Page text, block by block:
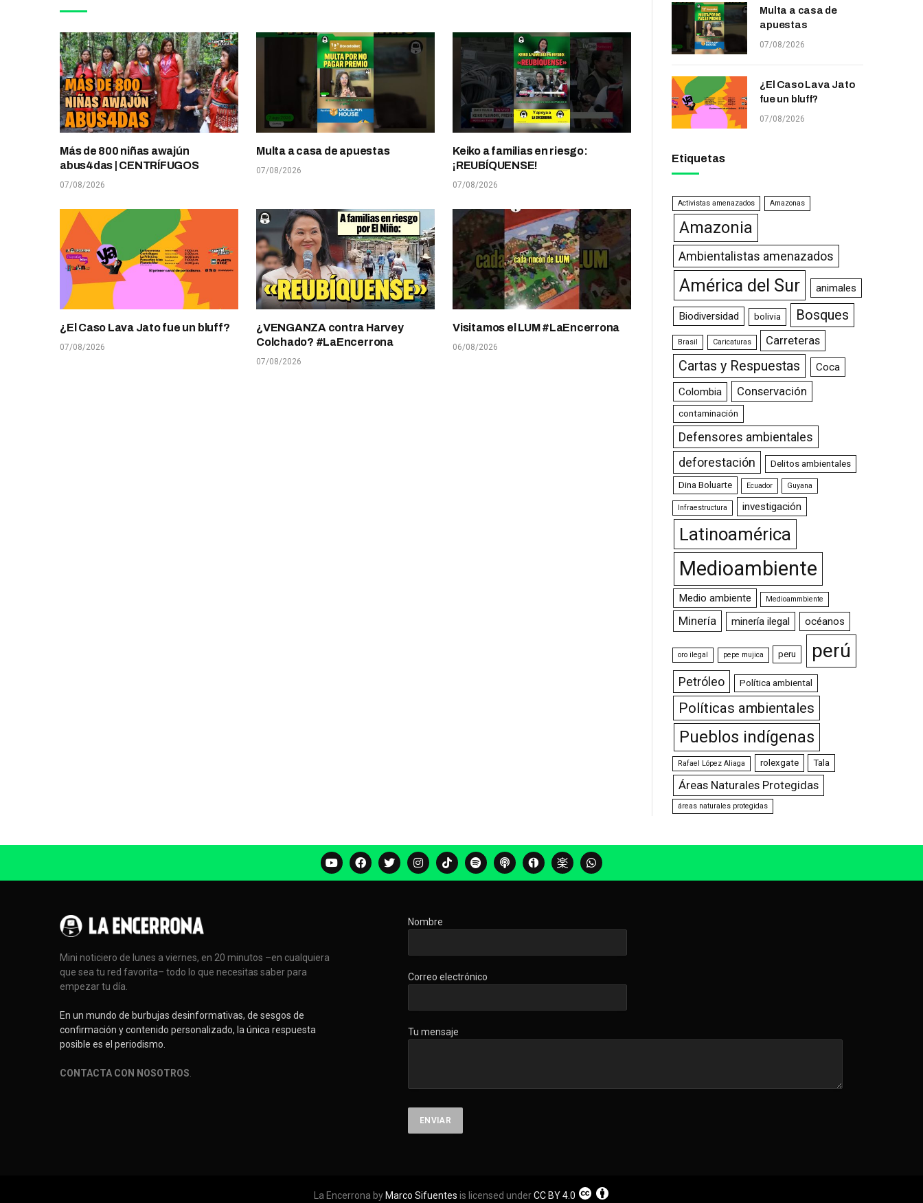
Más de 800 niñas awajún
abus4das | CENTRÍFUGOS
07/08/2026
Multa a casa de apuestas
07/08/2026
Keiko a familias en riesgo:
¡REUBÍQUENSE!
07/08/2026
¿El Caso Lava Jato fue un bluff?
07/08/2026
¿VENGANZA contra Harvey
Colchado? #LaEncerrona
07/08/2026
Visitamos el LUM #LaEncerrona
06/08/2026
Multa a casa de
apuestas
07/08/2026
¿El Caso Lava Jato
fue un bluff?
07/08/2026
Etiquetas
Activistas amenazados Amazonas
Amazonia
Ambientalistas amenazados
América del Sur animales
Biodiversidad bolivia Bosques
Brasil Caricaturas Carreteras
Cartas y Respuestas
Coca
Colombia
Conservación
contaminación
Defensores ambientales
deforestación
Delitos ambientales
Dina Boluarte Ecuador Guyana
Infraestructura investigación
Latinoamérica
Medioambiente
Medio ambiente Medioammbiente
Minería minería ilegal océanos
oro ilegal pepe mujica peru perú
Petróleo Política ambiental
Políticas ambientales
Pueblos indígenas
Rafael López Aliaga rolexgate Tala
Áreas Naturales Protegidas
áreas naturales protegidas
Mini noticiero de lunes a viernes, en 20 minutos –en cualquiera
que sea tu red favorita– todo lo que necesitas saber para
empezar tu día.
En un mundo de burbujas desinformativas, de sesgos de
confirmación y contenido personalizado, la única respuesta
posible es el periodismo.
CONTACTA CON NOSOTROS
Nombre
Correo electrónico
Tu mensaje
La Encerrona by Marco Sifuentes is licensed underCC BY 4.0